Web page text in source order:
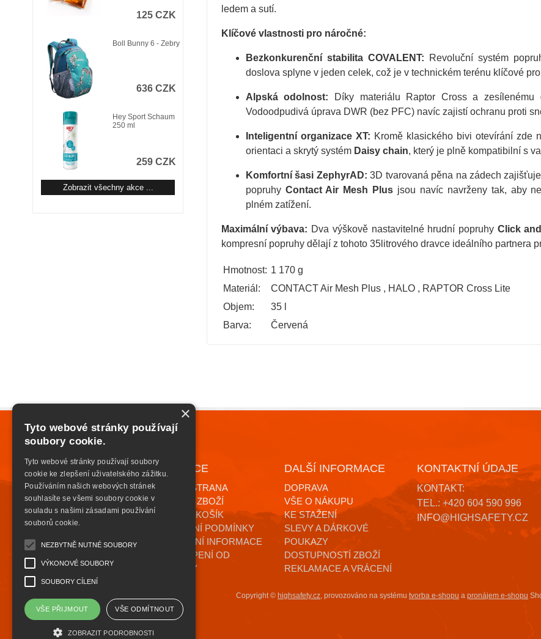
ledem a sutí.
Klíčové vlastnosti pro náročné:
Bezkonkurenční stabilita COVALENT: Revoluční systém
doslova splyne v jeden celek, což je v technickém terénu klíčové
Alpská odolnost: Díky materiálu Raptor Cross a
Vodoodpudivá úprava DWR (bez PFC) navíc zajistí ochranu proti
Inteligentní organizace XT: Kromě klasického bivi otevírání zde
orientaci a skrytý systém Daisy chain, který je plně kompatibilní s
Komfortní šasi ZephyrAD: 3D tvarovaná pěna na zádech
popruhy Contact Air Mesh Plus jsou navíc navrženy tak, aby
plném zatížení.
Maximální výbava: Dva výškově nastavitelné hrudní popruhy Click
kompresní popruhy dělají z tohoto 35litrového dravce ideálního partnera
Hmotnost: 1 170 g
Materiál:
CONTACT Air Mesh Plus , HALO , RAPTOR Cross Lite
Objem:
35 l
Barva:
Červená
125 CZK
Boll Bunny 6 - Zebry
636 CZK
Hey Sport Schaum
250 ml
259 CZK
Zobrazit všechny akce ...
+420 776 085 559
INFO@HIGHSAFETY.CZ
NAVIGACE
ÚVODNÍ STRANA
KATALOG ZBOŽÍ
NÁKUPNÍ KOŠÍK
OBCHODNÍ PODMÍNKY
KONTAKTNÍ INFORMACE
ODSTOUPENÍ OD
SMLOUVY
DALŠÍ INFORMACE
DOPRAVA
VŠE O NÁKUPU
KE STAŽENÍ
SLEVY A DÁRKOVÉ
POUKAZY
DOSTUPNOSTÍ ZBOŽÍ
REKLAMACE A VRÁCENÍ
KONTAKTNÍ ÚDAJE
KONTAKT:
TEL.: +420 604 590 996
INFO@HIGHSAFETY.CZ
Copyright © highsafety.cz, provozováno na systému tvorba e-shopu a pronájem e-shopu
×
Tyto webové stránky používají
soubory cookie.
Tyto webové stránky používají soubory
cookie ke zlepšení uživatelského zážitku.
Používáním našich webových stránek
souhlasíte se všemi soubory cookie v
souladu s našimi zásadami používání
souborů cookie.
NEZBYTNĚ NUTNÉ SOUBORY
VÝKONOVÉ SOUBORY
SOUBORY CÍLENÍ
VŠE PŘIJMOUT VŠE ODMÍTNOUT
ZOBRAZIT PODROBNOSTI